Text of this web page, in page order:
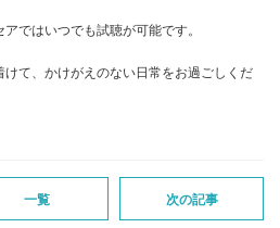
ではいつでも試聴が可能です。
て、かけがえのない日常をお過ごしくだ
一覧 次の記事